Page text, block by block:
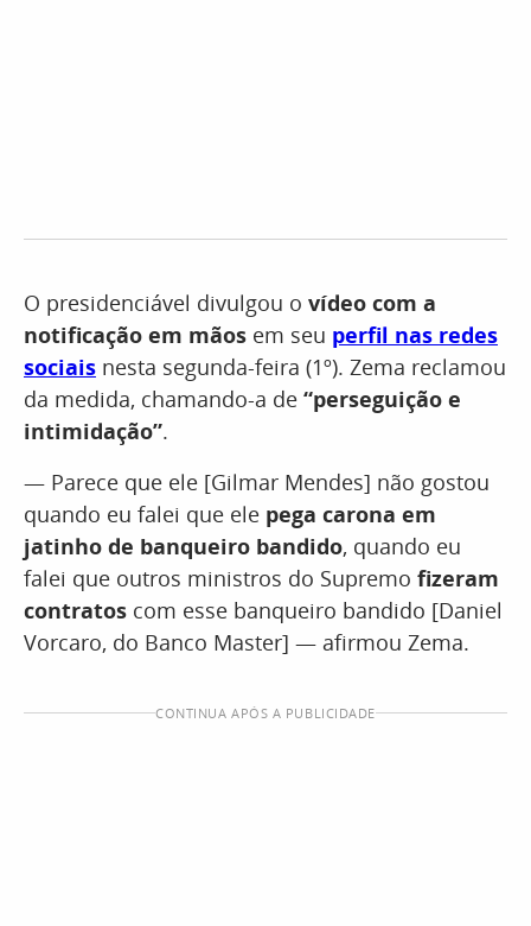
O presidenciável divulgou o vídeo com a
notificação em mãos em seu perfil nas redes
sociais nesta segunda-feira (1º). Zema reclamou
da medida, chamando-a de “perseguição e
intimidação”.
— Parece que ele [Gilmar Mendes] não gostou
quando eu falei que ele pega carona em
jatinho de banqueiro bandido, quando eu
falei que outros ministros do Supremo fizeram
contratos com esse banqueiro bandido [Daniel
Vorcaro, do Banco Master] — afirmou Zema.
CONTINUA APÓS A PUBLICIDADE